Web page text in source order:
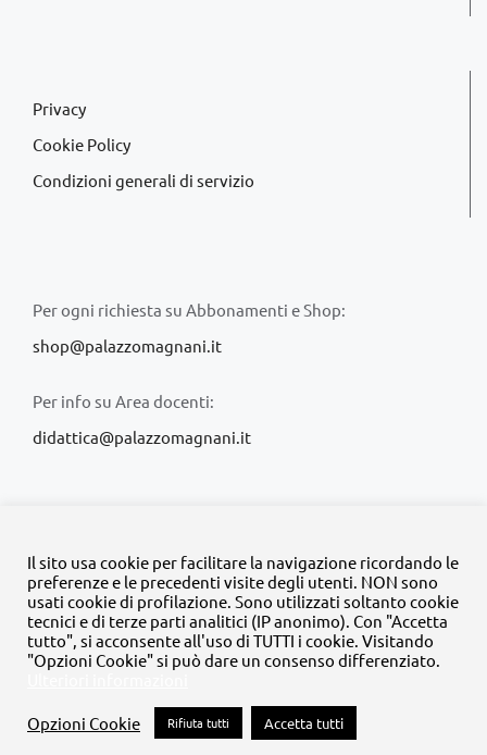
Privacy
Cookie Policy
Condizioni generali di servizio
Per ogni richiesta su Abbonamenti e Shop:
shop@palazzomagnani.it
Per info su Area docenti:
didattica@palazzomagnani.it
© Copyright 2020 -2026 | Tutti i diritti riservati | MyFpm è un
progetto dellaFondazione Palazzo Magnani
FacebookInstagram
TwitterLinkedInYouTube
Il sito usa cookie per facilitare la navigazione ricordando le
preferenze e le precedenti visite degli utenti. NON sono
usati cookie di profilazione. Sono utilizzati soltanto cookie
tecnici e di terze parti analitici (IP anonimo). Con "Accetta
tutto", si acconsente all'uso di TUTTI i cookie. Visitando
"Opzioni Cookie" si può dare un consenso differenziato.
Opzioni Cookie Rifiuta tutti Accetta tutti